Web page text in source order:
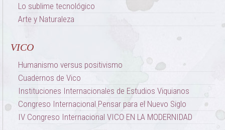
Lo sublime tecnológico
Arte y Naturaleza
VICO
Humanismo versus positivismo
Cuadernos de Vico
Instituciones Internacionales de Estudios Viquianos
Congreso Internacional Pensar para el Nuevo Siglo
IV Congreso Internacional VICO EN LA MODERNIDAD